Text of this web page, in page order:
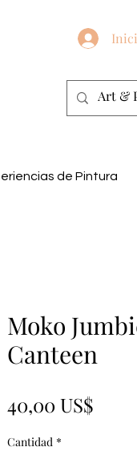
de Pintura
Moko
Canteen
40,00 US$
Cantidad *